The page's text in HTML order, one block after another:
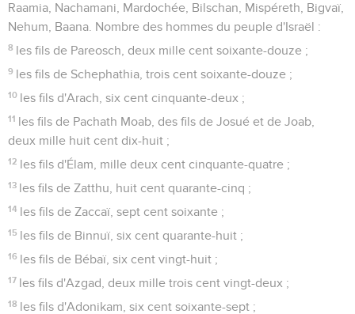
Raamia, Nachamani, Mardochée, Bilschan, Mispéreth, Bigvaï,
Nehum, Baana. Nombre des hommes du peuple d'Israël :
8 les fils de Pareosch, deux mille cent soixante-douze ;
9 les fils de Schephathia, trois cent soixante-douze ;
10 les fils d'Arach, six cent cinquante-deux ;
11 les fils de Pachath Moab, des fils de Josué et de Joab,
deux mille huit cent dix-huit ;
12 les fils d'Élam, mille deux cent cinquante-quatre ;
13 les fils de Zatthu, huit cent quarante-cinq ;
14 les fils de Zaccaï, sept cent soixante ;
15 les fils de Binnuï, six cent quarante-huit ;
16 les fils de Bébaï, six cent vingt-huit ;
17 les fils d'Azgad, deux mille trois cent vingt-deux ;
18 les fils d'Adonikam, six cent soixante-sept ;